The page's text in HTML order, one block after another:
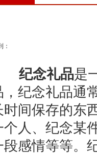
：
纪念礼品是
，纪念礼品通
时间保存的东
个人、纪念某
段感情等等。